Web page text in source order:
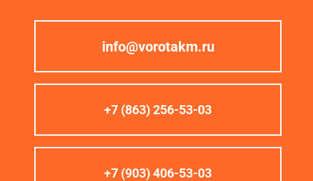
info@vorotakm.ru
+7 (863) 256-53-03
+7 (903) 406-53-03